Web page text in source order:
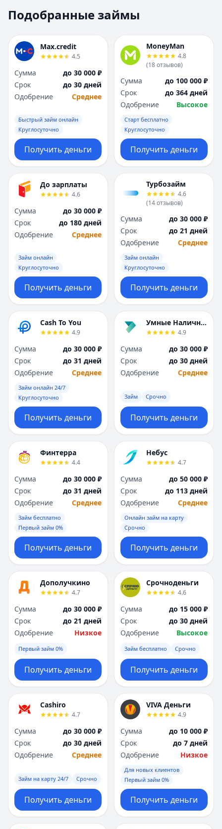
Набережные Челны
Нижний Новгород
Новокузнецк
Новосибирск
Оренбург
П
Пенза
Пермь
Р
Ростов-на-Дону
Рязань
С
Самара
Саратов
Севастополь
Сочи
Сургут
Т
Тверь
Тольятти
Томск
Тула
Тюмень
Ульяновск
Х
Ч
Чебоксары
Челябинск
Чита
Я
Ярославль
Вся Россия
Набережные
Нижний Новгород
Новокузнецк
Новосибирск
Омск
Оренбург
П
Пенза
Пермь
Р
Ростов-на-Дону
Рязань
С
Самара
Саратов
Севастополь
Сочи
Сургут
Т
Тверь
Тольятти
Томск
Тула
Тюмень
Ульяновск
Х
Ч
Чебоксары
Челябинск
Чита
Я
Ярославль
Вся Россия
Подобранные займы
Max.credit
4.5
Сумма
до 30 000 ₽
Срок
до 30 дней
Одобрение
Среднее
Быстрый займ онлайн
Круглосуточно
Получить деньги
MoneyMan
4.8
(18отзывов)
Сумма
до 100 000 ₽
Срок
до 364 дней
Одобрение
Высокое
Старт бесплатно
Круглосуточно
Получить деньги
До зарплаты
4.6
Сумма
до 30 000 ₽
Срок
до 180 дней
Одобрение
Среднее
Займ онлайн
Круглосуточно
Получить деньги
Турбозайм
4.6
(14отзывов)
Сумма
до 30 000 ₽
Срок
до 21 дней
Одобрение
Среднее
Займ онлайн
Круглосуточно
Получить деньги
Cash To You
4.9
Сумма
до 30 000 ₽
Срок
до 31 дней
Одобрение
Среднее
Займ онлайн 24/7
Круглосуточно
Получить деньги
Умные Наличные
4.9
Сумма
до 30 000 ₽
Срок
до 30 дней
Одобрение
Среднее
Займ Срочно
Получить деньги
Финтерра
4.4
Сумма
до 30 000 ₽
Срок
до 31 дней
Одобрение
Среднее
Займ бесплатно
Первый займ 0%
Получить деньги
Небус
4.7
Сумма
до 50 000 ₽
Срок
до 113 дней
Одобрение
Среднее
Онлайн займ на карту
Срочно
Получить деньги
Дополучкино
4.7
Сумма
до 30 000 ₽
Срок
до 21 дней
Одобрение
Низкое
Первый займ 0%
Получить деньги
Срочноденьги
4.6
Сумма
до 15 000 ₽
Срок
до 30 дней
Одобрение
Высокое
Займ бесплатно Срочно
Получить деньги
Cashiro
4.7
Сумма
до 30 000 ₽
Срок
до 30 дней
Одобрение
Среднее
Займ на карту 24/7 Срочно
Получить деньги
VIVA Деньги
4.9
Сумма
до 10 000 ₽
Срок
до 7 дней
Одобрение
Низкое
Для новых клиентов
Первый займ 0%
Получить деньги